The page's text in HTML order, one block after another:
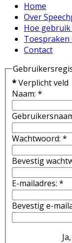
Home
Over
Hoe gebruik
Toespraken
Contact
*Verplicht veld
Naam: *
Wachtwoord: *
Bevestig
E-mailadres: *
Bevestig e-